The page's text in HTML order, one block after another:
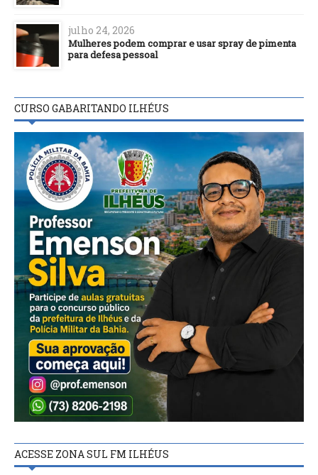
julho 24, 2026
Mulheres podem comprar e usar spray de pimenta
para defesa pessoal
CURSO GABARITANDO ILHÉUS
ACESSE ZONA SUL FM ILHÉUS